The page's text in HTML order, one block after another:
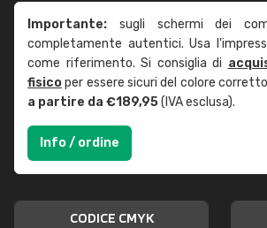
Importante: sugli schermi dei
completamente autentici. Usa
come riferimento. Si consiglia di
fisicoper essere sicuri del colore
a partire da €189,95(IVA esclusa).
Info / ordine
CODICE CMYK